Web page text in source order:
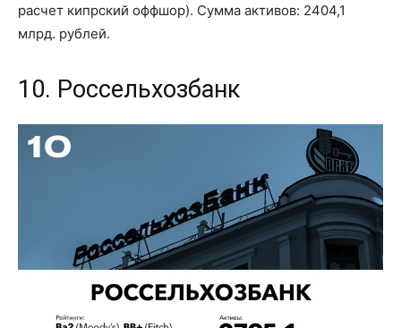
расчет кипрский оффшор). Сумма активов: 2404,1
млрд. рублей.
10. Россельхозбанк